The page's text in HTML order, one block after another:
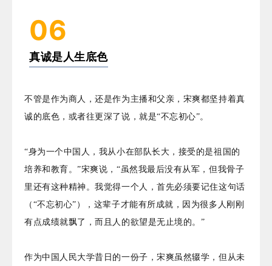
06
真诚是人生底色
不管是作为商人，还是作为主播和父亲，宋爽都坚持着真
诚的底色，或者往更深了说，就是“不忘初心”。
“身为一个中国人，我从小在部队长大，接受的是祖国的
培养和教育。”宋爽说，“虽然我最后没有从军，但我骨子
里还有这种精神。我觉得一个人，首先必须要记住这句话
（“不忘初心”），这辈子才能有所成就，因为很多人刚刚
有点成绩就飘了，而且人的欲望是无止境的。”
作为中国人民大学昔日的一份子，宋爽虽然辍学，但从未